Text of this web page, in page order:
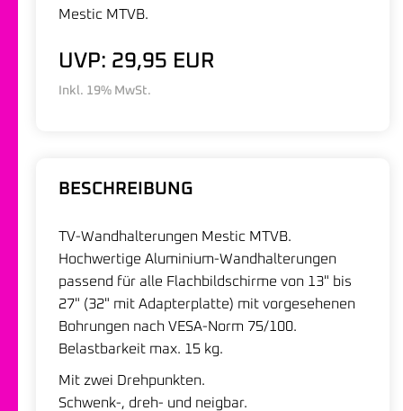
Mestic MTVB.
UVP: 29,95 EUR
Inkl. 19% MwSt.
BESCHREIBUNG
TV-Wandhalterungen Mestic MTVB.
Hochwertige Aluminium-Wandhalterungen
passend für alle Flachbildschirme von 13" bis
27" (32" mit Adapterplatte) mit vorgesehenen
Bohrungen nach VESA-Norm 75/100.
Belastbarkeit max. 15 kg.
Mit zwei Drehpunkten.
Schwenk-, dreh- und neigbar.